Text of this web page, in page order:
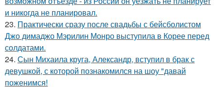
и никогда не планировал.
23. Практически сразу после свадьбы с бейсболистом
Джо димаджо Мэрилин Монро выступила в Корее перед
солдатами.
24. Сын Михаила круга, Александр, вступил в брак с
девушкой, с которой познакомился на шоу "давай
поженимся!